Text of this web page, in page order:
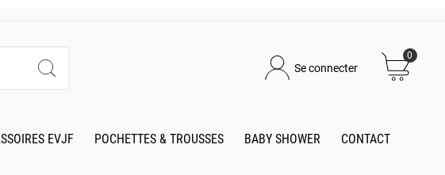
Se connecter
0
EVJF POCHETTES & TROUSSES BABY SHOWER CONTACT